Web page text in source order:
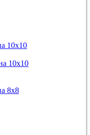
10х10
10х10
8х8